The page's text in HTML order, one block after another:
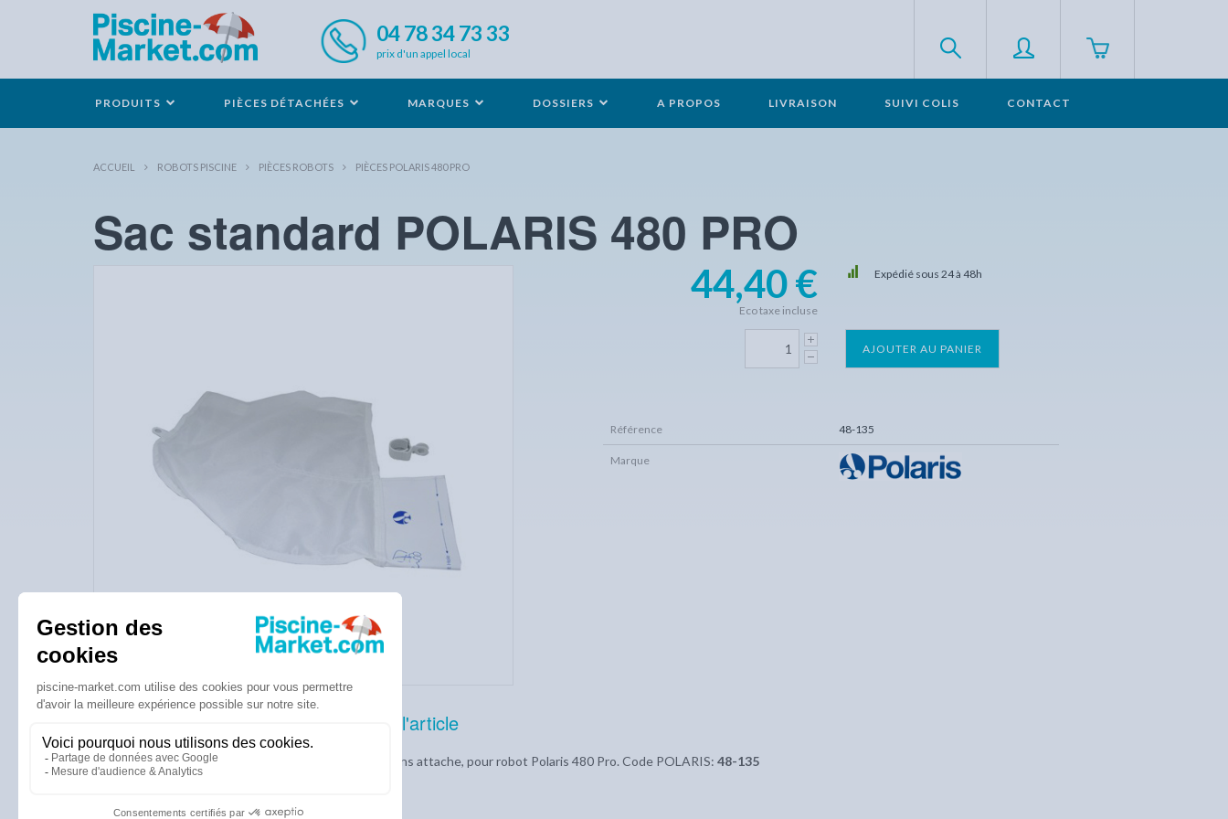
04 78 34 73 33
prix d'un appel local
PRODUITS PIÈCES DÉTACHÉES MARQUES DOSSIERS A PROPOS LIVRAISON SUIVI COLIS CONTACT
ACCUEIL ROBOTS PISCINE PIÈCES ROBOTS PIÈCES POLARIS 480 PRO
Sac standard POLARIS 480 PRO
44,40 €
Eco taxe incluse
Expédié sous 24 à 48h
Référence 48-135
Marque
Description de l'article
Sac standard à zip, sans attache, pour robot Polaris 480 Pro. Code POLARIS: 48-135